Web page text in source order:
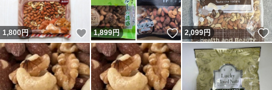
1,800円 いいね！
1,899円 いいね！
2,099円